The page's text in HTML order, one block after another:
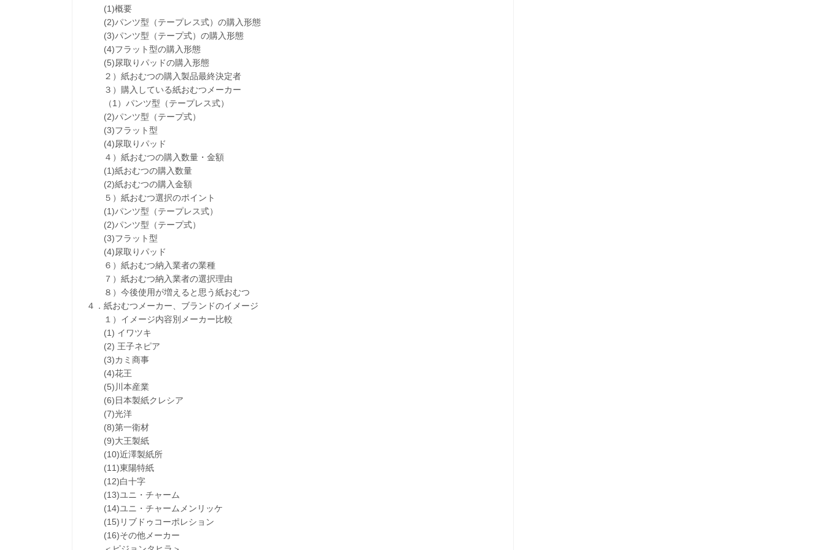
(1)概要
(2)パンツ型（テープレス式）の購入形態
(3)パンツ型（テープ式）の購入形態
(4)フラット型の購入形態
(5)尿取りパッドの購入形態
２）紙おむつの購入製品最終決定者
３）購入している紙おむつメーカー
（1）パンツ型（テープレス式）
(2)パンツ型（テープ式）
(3)フラット型
(4)尿取りパッド
４）紙おむつの購入数量・金額
(1)紙おむつの購入数量
(2)紙おむつの購入金額
５）紙おむつ選択のポイント
(1)パンツ型（テープレス式）
(2)パンツ型（テープ式）
(3)フラット型
(4)尿取りパッド
６）紙おむつ納入業者の業種
７）紙おむつ納入業者の選択理由
８）今後使用が増えると思う紙おむつ
４．紙おむつメーカー、ブランドのイメージ
１）イメージ内容別メーカー比較
(1) イワツキ
(2) 王子ネピア
(3)カミ商事
(4)花王
(5)川本産業
(6)日本製紙クレシア
(7)光洋
(8)第一衛材
(9)大王製紙
(10)近澤製紙所
(11)東陽特紙
(12)白十字
(13)ユニ・チャーム
(14)ユニ・チャームメンリッケ
(15)リブドゥコーポレション
(16)その他メーカー